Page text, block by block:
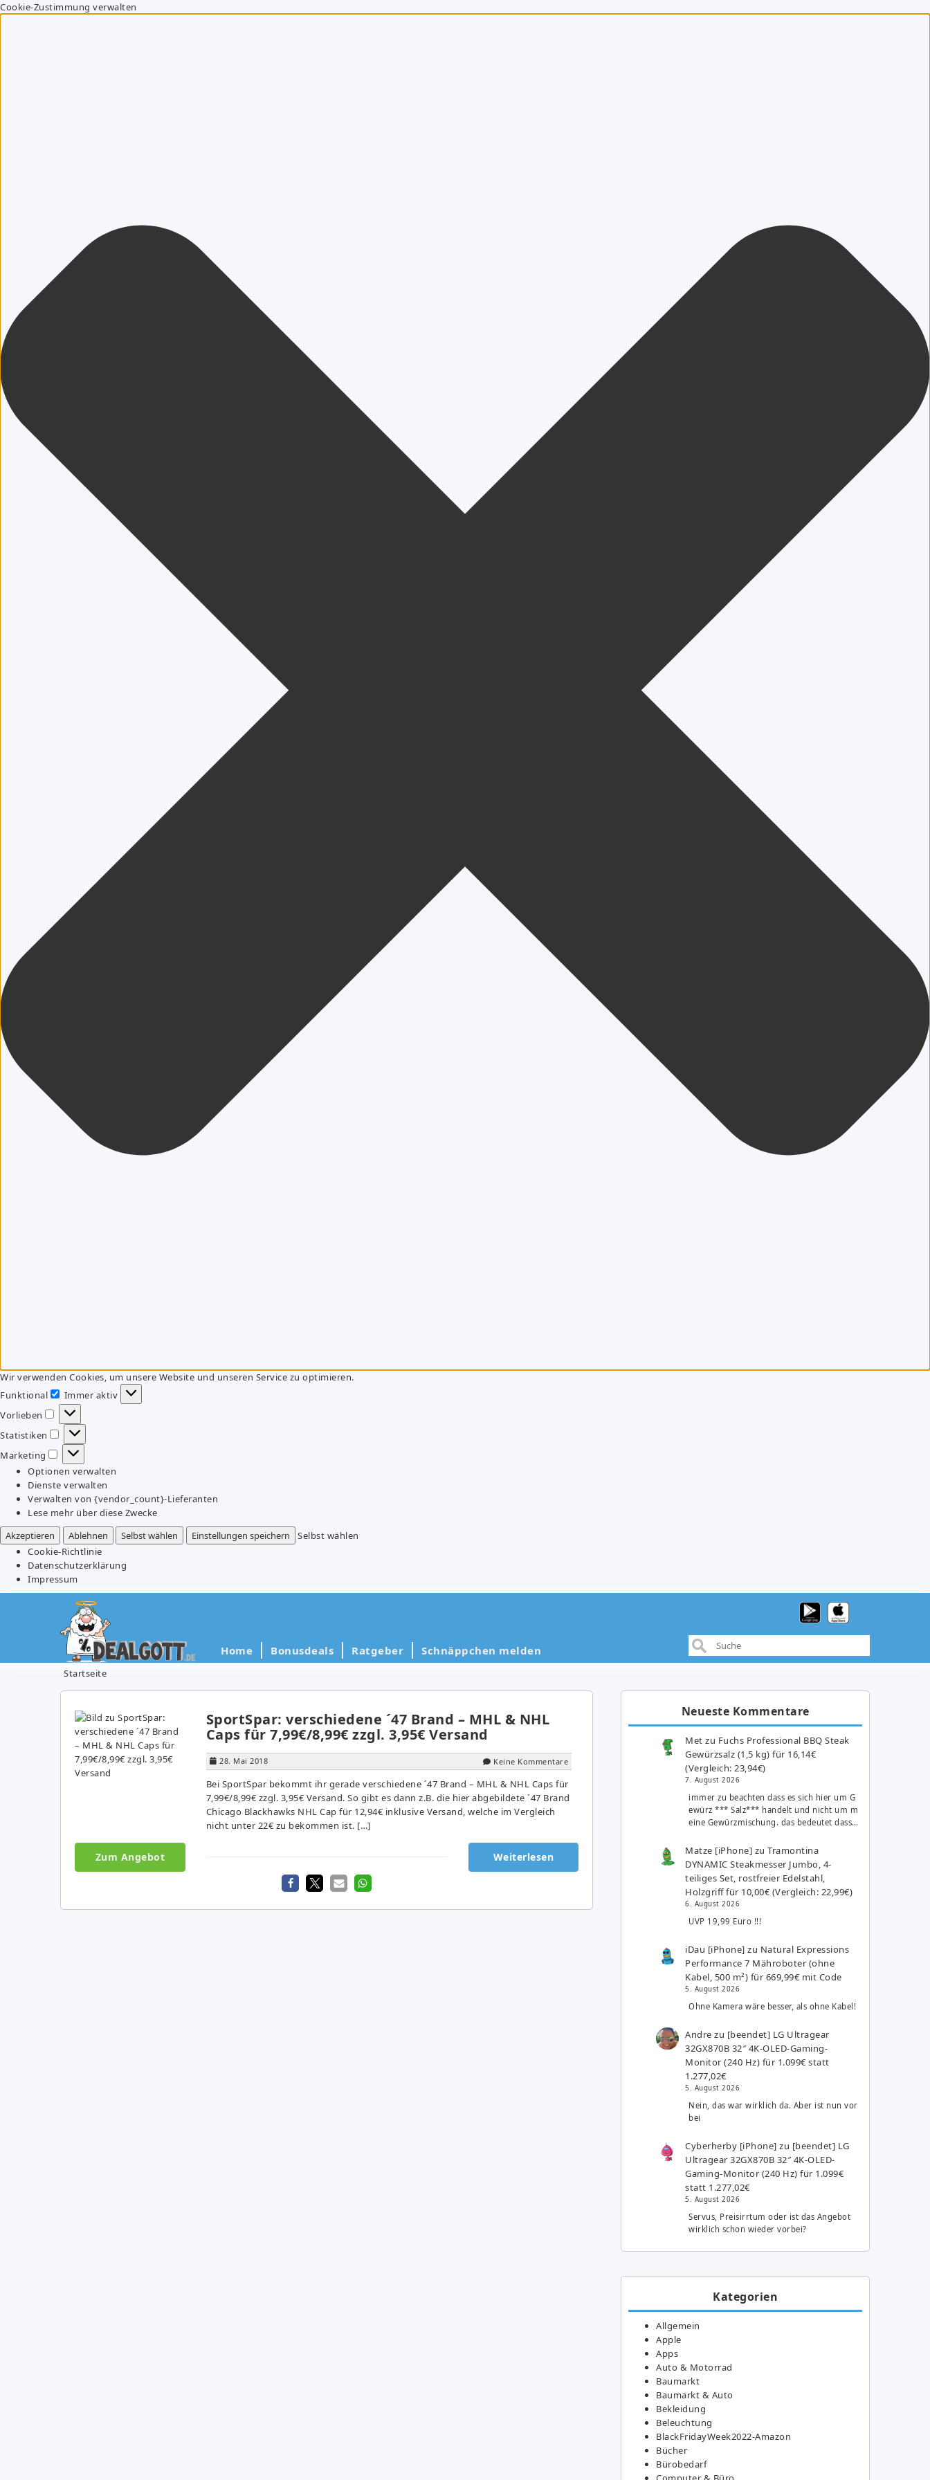
Cookie-Zustimmung verwalten
Wir verwenden Cookies, um unsere Website und unseren Service zu optimieren.
Funktional
Funktional
Immer aktiv
Vorlieben
Vorlieben
Statistiken
Statistiken
Marketing
Marketing
Optionen verwalten
Dienste verwalten
Verwalten von {vendor_count}-Lieferanten
Lese mehr über diese Zwecke
Akzeptieren
Ablehnen Selbst wählen Einstellungen speichern
Selbst wählen
Cookie-Richtlinie
Datenschutzerklärung
Impressum
Home Bonusdeals Ratgeber Schnäppchen melden
Startseite
SportSpar: verschiedene ´47 Brand – MHL & NHL
Caps für 7,99€/8,99€ zzgl. 3,95€ Versand
28. Mai 2018 Keine Kommentare
Bei SportSpar bekommt ihr gerade verschiedene ´47 Brand – MHL & NHL Caps für
7,99€/8,99€ zzgl. 3,95€ Versand. So gibt es dann z.B. die hier abgebildete ´47 Brand
Chicago Blackhawks NHL Cap für 12,94€ inklusive Versand, welche im Vergleich
nicht unter 22€ zu bekommen ist. […]
Zum Angebot Weiterlesen
Neueste Kommentare
Met zu Fuchs Professional BBQ Steak
Gewürzsalz (1,5 kg) für 16,14€
(Vergleich: 23,94€)
7. August 2026
immer zu beachten dass es sich hier um G
ewürz *** Salz*** handelt und nicht um m
eine Gewürzmischung. das bedeutet dass…
Matze [iPhone] zuTramontina
DYNAMIC Steakmesser Jumbo, 4-
teiliges Set, rostfreier Edelstahl,
Holzgriff für 10,00€ (Vergleich: 22,99€)
6. August 2026
UVP 19,99 Euro !!!
iDau [iPhone] zu Natural Expressions
Performance 7 Mähroboter (ohne
Kabel, 500 m²) für 669,99€ mit Code
5. August 2026
Ohne Kamera wäre besser, als ohne Kabel!
Andre zu [beendet] LG Ultragear
32GX870B 32″ 4K-OLED-Gaming-
Monitor (240 Hz) für 1.099€ statt
1.277,02€
5. August 2026
Nein, das war wirklich da. Aber ist nun vor
bei
Cyberherby [iPhone] zu [beendet] LG
Ultragear 32GX870B 32″ 4K-OLED-
Gaming-Monitor (240 Hz) für 1.099€
statt 1.277,02€
5. August 2026
Servus, Preisirrtum oder ist das Angebot
wirklich schon wieder vorbei?
Kategorien
Allgemein
Apple
Apps
Auto & Motorrad
Baumarkt
Baumarkt & Auto
Bekleidung
Beleuchtung
BlackFridayWeek2022-Amazon
Bücher
Bürobedarf